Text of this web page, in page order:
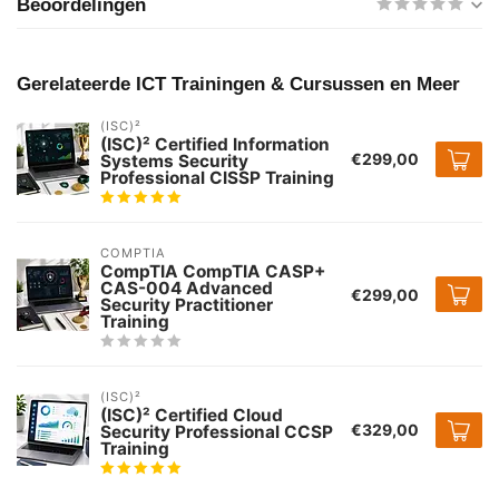
Beoordelingen
Gerelateerde ICT Trainingen & Cursussen en Meer
(ISC)²
(ISC)² Certified Information
Systems Security
Professional CISSP Training
€299,00
COMPTIA
CompTIA CompTIA CASP+
CAS-004 Advanced
Security Practitioner
Training
€299,00
(ISC)²
(ISC)² Certified Cloud
Security Professional CCSP
Training
€329,00